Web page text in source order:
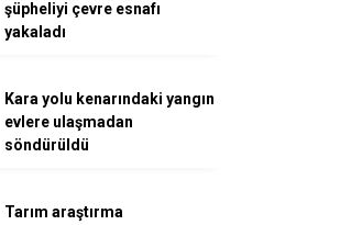
şüpheliyi çevre esnafı
yakaladı
Kara yolu kenarındaki yangın
evlere ulaşmadan
söndürüldü
Tarım araştırma